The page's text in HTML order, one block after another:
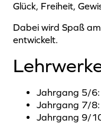
Glück, Freiheit,
Dabei wird Spaß
entwickelt.
Jahrgang 5/6:
Jahrgang 7/8:
Jahrgang 9/